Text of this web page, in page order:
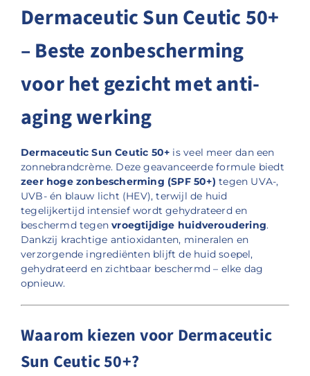
Dermaceutic Sun Ceutic 50+
– Beste zonbescherming
voor het gezicht met anti-
aging werking
Dermaceutic Sun Ceutic 50+ is veel meer dan een
zonnebrandcrème. Deze geavanceerde formule biedt
zeer hoge zonbescherming (SPF 50+) tegen UVA-,
UVB- én blauw licht (HEV), terwijl de huid
tegelijkertijd intensief wordt gehydrateerd en
beschermd tegenvroegtijdige huidveroudering.
Dankzij krachtige antioxidanten, mineralen en
verzorgende ingrediënten blijft de huid soepel,
gehydrateerd en zichtbaar beschermd – elke dag
opnieuw.
Waarom kiezen voor Dermaceutic
Sun Ceutic 50+?